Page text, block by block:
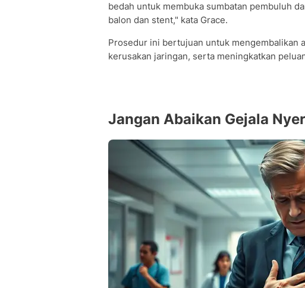
bedah untuk membuka sumbatan pembuluh
balon dan stent," kata Grace.
Prosedur ini bertujuan untuk mengembalikan
kerusakan jaringan, serta meningkatkan
Jangan Abaikan Gejala